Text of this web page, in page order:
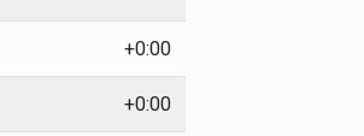
+0:00
+0:00